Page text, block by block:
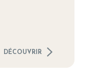
DÉCOUVRIR